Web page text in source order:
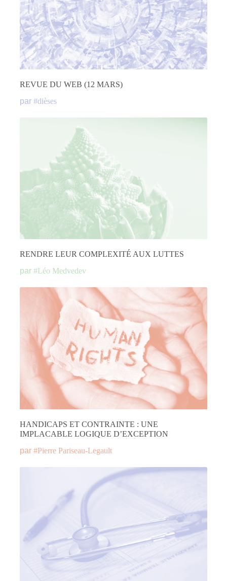
REVUE DU WEB (12 MARS)
par #dièses
RENDRE LEUR COMPLEXITÉ AUX LUTTES
par #Léo Medvedev
HANDICAPS ET CONTRAINTE : UNE
IMPLACABLE LOGIQUE D’EXCEPTION
par #Pierre Pariseau-Legault